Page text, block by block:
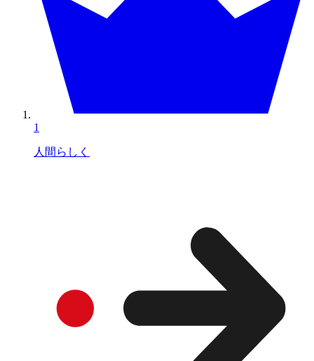
1
人間らしく